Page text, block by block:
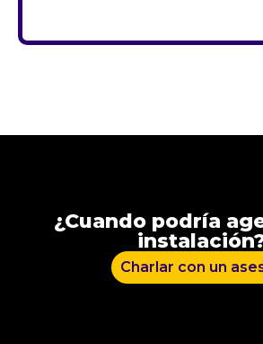
¿Cuando podría
⁠Charlar con un